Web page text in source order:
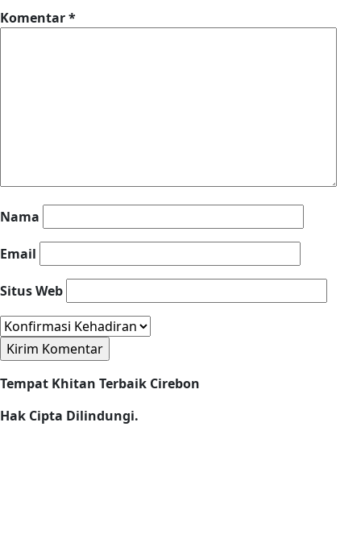
Komentar*
Nama
Email
Situs Web
Tempat Khitan Terbaik Cirebon
Hak Cipta Dilindungi.